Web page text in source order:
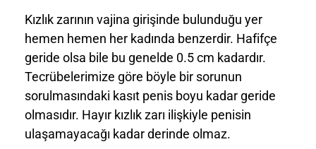
Kızlık zarının vajina girişinde bulunduğu yer
hemen hemen her kadında benzerdir. Hafifçe
geride olsa bile bu genelde 0.5 cm kadardır.
Tecrübelerimize göre böyle bir sorunun
sorulmasındaki kasıt penis boyu kadar geride
olmasıdır. Hayır kızlık zarı ilişkiyle penisin
ulaşamayacağı kadar derinde olmaz.